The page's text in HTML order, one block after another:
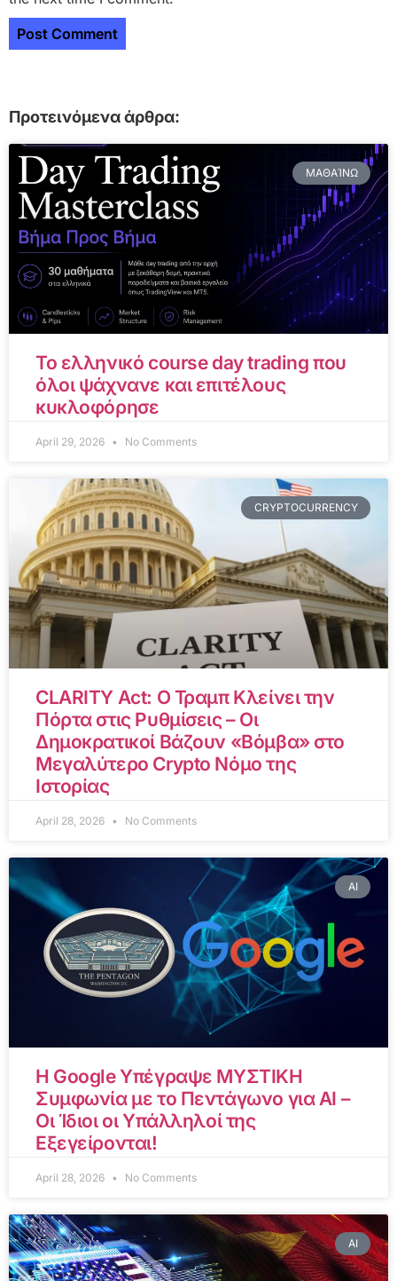
Προτεινόμενα άρθρα:
ΜΑΘΑΊΝΩ
Το ελληνικό course day trading που
όλοι ψάχνανε και επιτέλους
κυκλοφόρησε
April 29, 2026 No Comments
CRYPTOCURRENCY
CLARITY Act: Ο Τραμπ Κλείνει την
Πόρτα στις Ρυθμίσεις – Οι
Δημοκρατικοί Βάζουν «Βόμβα» στο
Μεγαλύτερο Crypto Νόμο της
Ιστορίας
April 28, 2026 No Comments
AI
Η Google Υπέγραψε ΜΥΣΤΙΚΗ
Συμφωνία με το Πεντάγωνο για AI –
Οι Ίδιοι οι Υπάλληλοί της
Εξεγείρονται!
April 28, 2026 No Comments
AI